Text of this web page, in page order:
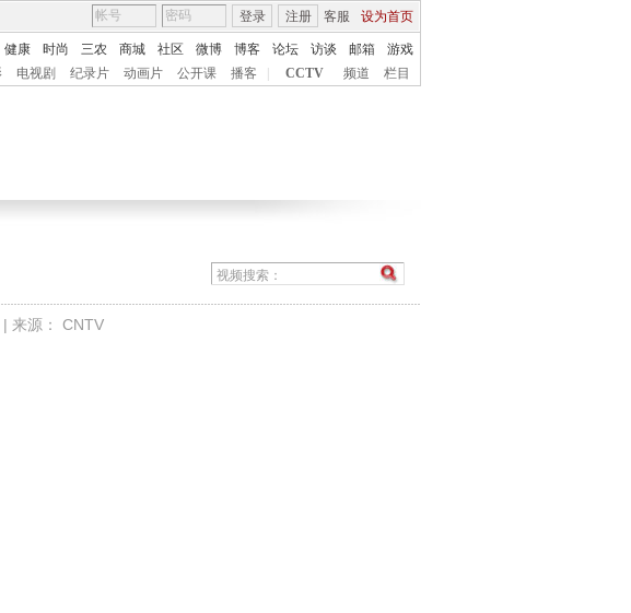
客服 设为首页
登录 注册
健康 时尚 三农 商城 社区 微博 博客 论坛 访谈 邮箱
游戏
电视剧 纪录片 动画片 公开课 播客 CCTV 频道 栏目
| 来源： CNTV